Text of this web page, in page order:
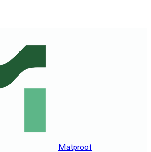
Matproof